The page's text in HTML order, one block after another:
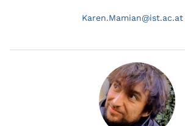
Karen.Mamian@ist.ac.at